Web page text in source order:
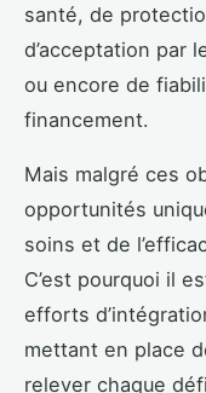
santé, de
d’acceptation par
ou encore de
financement.
Mais malgré ces
opportunités
soins et de
C’est pourquoi il
efforts
mettant en place
relever chaque